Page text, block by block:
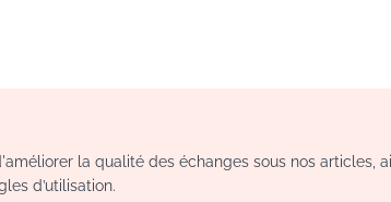
la qualité des échanges sous nos articles,
d’utilisation.